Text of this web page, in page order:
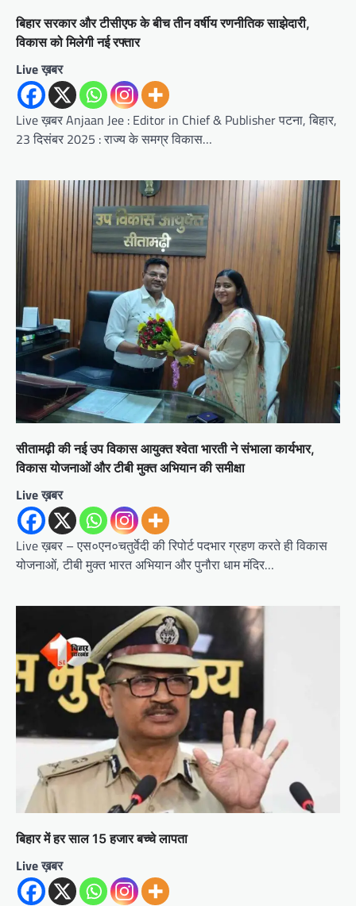
बिहार सरकार और टीसीएफ के बीच तीन वर्षीय रणनीतिक साझेदारी,
विकास को मिलेगी नई रफ्तार
Live ख़बर
Live ख़बर Anjaan Jee : Editor in Chief & Publisher पटना, बिहार,
23 दिसंबर 2025 : राज्य के समग्र विकास…
सीतामढ़ी की नई उप विकास आयुक्त श्वेता भारती ने संभाला कार्यभार,
विकास योजनाओं और टीबी मुक्त अभियान की समीक्षा
Live ख़बर
Live ख़बर – एस०एन०चतुर्वेदी की रिपोर्ट पदभार ग्रहण करते ही विकास
योजनाओं, टीबी मुक्त भारत अभियान और पुनौरा धाम मंदिर…
बिहार में हर साल 15 हजार बच्चे लापता
Live ख़बर